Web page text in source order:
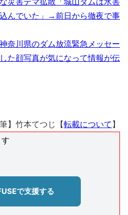
んでいた」→前日から徹夜で事
奈川県のダム放流緊急メッセー
た顔写真が気になって情報が伝
】竹本てつじ【転載について 】